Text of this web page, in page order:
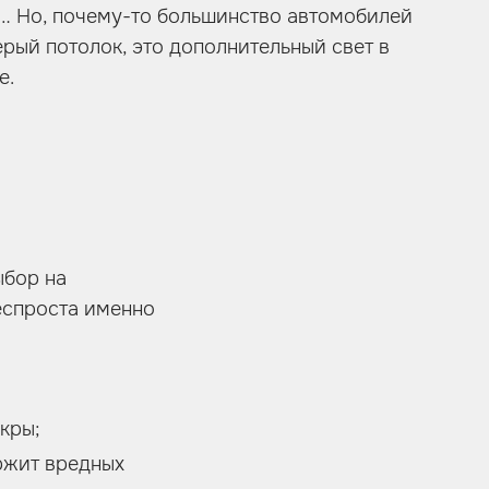
Но, почему-то большинство автомобилей
потолок, это дополнительный свет в
на
именно
вредных